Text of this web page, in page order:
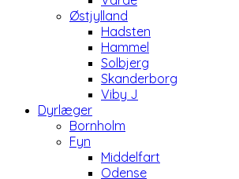
Østjylland
Hadsten
Hammel
Solbjerg
Skanderborg
Viby J
Dyrlæger
Bornholm
Fyn
Middelfart
Odense